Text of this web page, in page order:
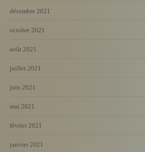
décembre 2021
octobre 2021
août 2021
juillet 2021
juin 2021
mai 2021
février 2021
janvier 2021